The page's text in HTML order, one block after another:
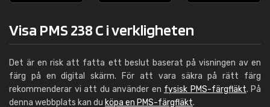
Visa PMS 238 C i verkligheten
Det är en risk att fatta ett beslut baserat på visningen av en
färg på en digital skärm. För att vara säkra på rätt färg
rekommenderar vi att du använder en fysisk PMS-färgfläkt. På
denna webbplats kan du köpa en PMS-färgfläkt.